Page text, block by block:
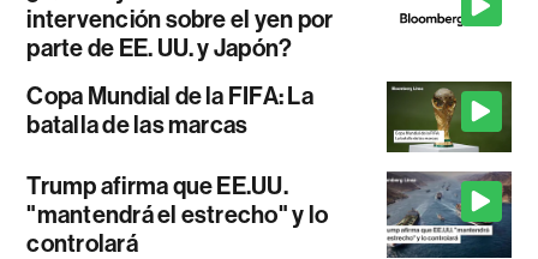
intervención sobre el yen por
parte de EE. UU. y Japón?
Copa Mundial de la FIFA: La
batalla de las marcas
Trump afirma que EE.UU.
"mantendrá el estrecho" y lo
controlará